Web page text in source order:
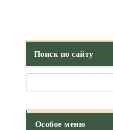
Поиск по сайту
Особое меню